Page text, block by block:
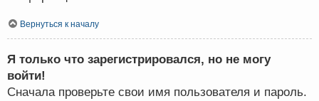
Вернуться к началу
Я только что зарегистрировался, но не могу
войти!
Сначала проверьте свои имя пользователя и пароль.